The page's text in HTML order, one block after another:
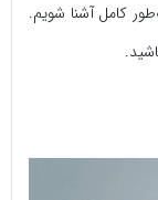
کامل آشنا شویم.